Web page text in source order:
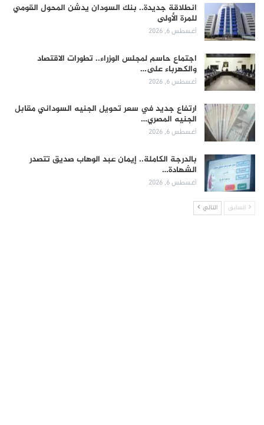
انطلاقة جديدة.. بنك السودان يدشن المحول القومي
للمرة الأولى
أغسطس 6, 2026
اجتماع حاسم لمجلس الوزراء.. تطورات الاقتصاد
والكهرباء على…
أغسطس 6, 2026
ارتفاع جديد في سعر تحويل الجنيه السوداني مقابل
الجنيه المصري…
أغسطس 6, 2026
بالدرجة الكاملة.. إيمان عبد الوهاب صديق تتصدر
الشهادة…
أغسطس 6, 2026
السابق التالي